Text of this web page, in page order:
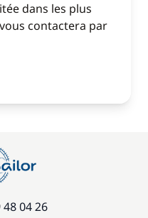
dans les plus
contactera par
48 04 26